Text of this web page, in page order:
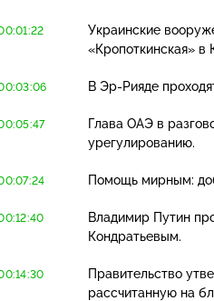
Украинские
«Кропоткинская» в
В Эр-Рияде
Глава ОАЭ в
урегулированию.
Помощь мирным:
Владимир Путин
Кондратьевым.
Правительство
рассчитанную на